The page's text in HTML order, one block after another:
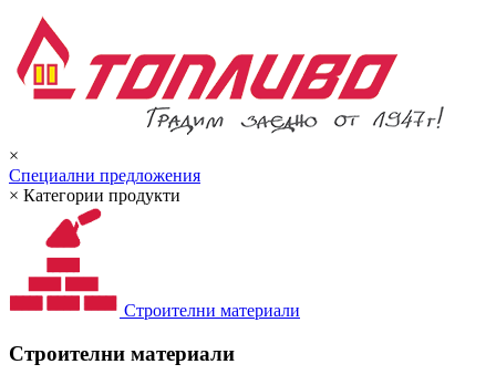
×
Специални предложения
× Категории продукти
Строителни материали
Строителни материали